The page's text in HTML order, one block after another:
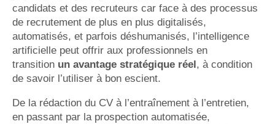
candidats et des recruteurs car face à des processus
de recrutement de plus en plus digitalisés,
automatisés, et parfois déshumanisés, l’intelligence
artificielle peut offrir aux professionnels en
transition un avantage stratégique réel, à condition
de savoir l’utiliser à bon escient.
De la rédaction du CV à l’entraînement à l’entretien,
en passant par la prospection automatisée,